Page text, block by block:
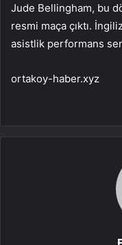
Jude Bellingham, bu
resmi maça çıktı.
asistlik performans
ortakoy-haber.xyz